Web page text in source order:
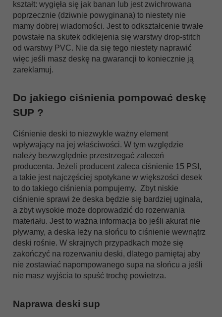
kształt: wygięła się jak banan lub jest zwichrowana
poprzecznie (dziwnie powyginana) to niestety nie
mamy dobrej wiadomości. Jest to odkształcenie trwałe
powstałe na skutek odklejenia się warstwy drop-stitch
od warstwy PVC. Nie da się tego niestety naprawić
więc jeśli masz deskę na gwarancji to koniecznie ją
zareklamuj.
Do jakiego ciśnienia pompować deskę
SUP ?
Ciśnienie deski to niezwykle ważny element
wpływający na jej właściwości. W tym względzie
należy bezwzględnie przestrzegać zaleceń
producenta. Jeżeli producent zaleca ciśnienie 15 PSI,
a takie jest najczęściej spotykane w większości desek
to do takiego ciśnienia pompujemy. Zbyt niskie
ciśnienie sprawi że deska będzie się bardziej uginała,
a zbyt wysokie może doprowadzić do rozerwania
materiału. Jest to ważna informacja bo jeśli akurat nie
pływamy, a deska leży na słońcu to ciśnienie wewnątrz
deski rośnie. W skrajnych przypadkach może się
zakończyć na rozerwaniu deski, dlatego pamiętaj aby
nie zostawiać napompowanego supa na słońcu a jeśli
nie masz wyjścia to spuść trochę powietrza.
Naprawa deski sup